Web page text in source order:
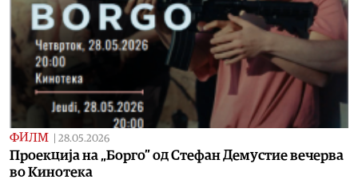
ФИЛМ | 28.05.2026
Проекција на „Борго” од Стефан Демустие вечерва
во Кинотека